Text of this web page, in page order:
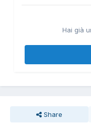
Hai già
Share